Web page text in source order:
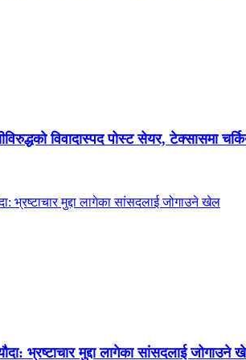
विवादास्पद पोस्ट सेयर, टेक्सासमा
भ्रष्टाचार मुद्दा लागेका सांसदलाई जोगाउने